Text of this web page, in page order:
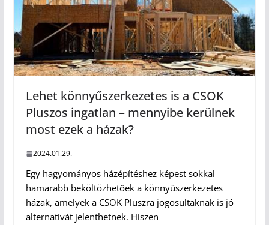
Lehet könnyűszerkezetes is a CSOK
Pluszos ingatlan – mennyibe kerülnek
most ezek a házak?
2024.01.29.
Egy hagyományos házépítéshez képest sokkal
hamarabb beköltözhetőek a könnyűszerkezetes
házak, amelyek a CSOK Pluszra jogosultaknak is jó
alternatívát jelenthetnek. Hiszen